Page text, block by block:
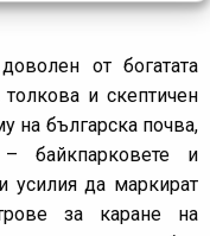
от богатата
и скептичен
на българска почва,
байкпарковете и
усилия да маркират
за каране на